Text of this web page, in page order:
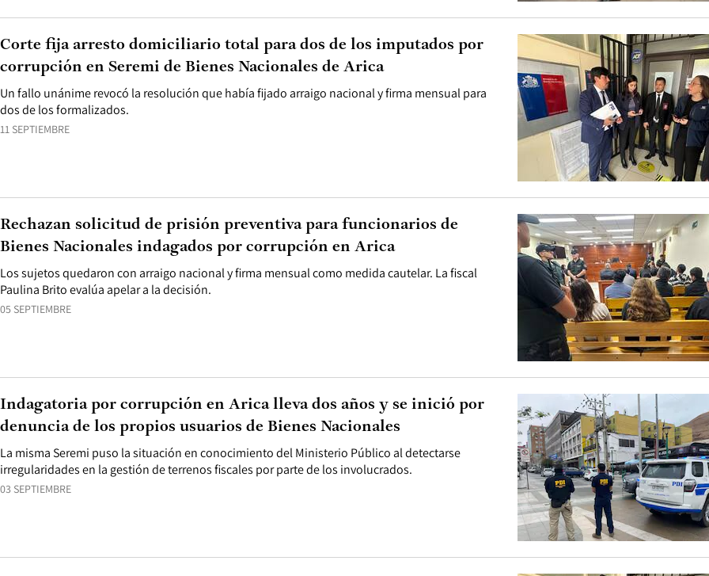
11 SEPTIEMBRE
Un fallo unánime revocó la resolución que había fijado arraigo nacional y firma mensual para
dos de los formalizados.
Corte fija arresto domiciliario total para dos de los imputados por
corrupción en Seremi de Bienes Nacionales de Arica
05 SEPTIEMBRE
Los sujetos quedaron con arraigo nacional y firma mensual como medida cautelar. La fiscal
Paulina Brito evalúa apelar a la decisión.
Rechazan solicitud de prisión preventiva para funcionarios de
Bienes Nacionales indagados por corrupción en Arica
03 SEPTIEMBRE
La misma Seremi puso la situación en conocimiento del Ministerio Público al detectarse
irregularidades en la gestión de terrenos fiscales por parte de los involucrados.
Indagatoria por corrupción en Arica lleva dos años y se inició por
denuncia de los propios usuarios de Bienes Nacionales